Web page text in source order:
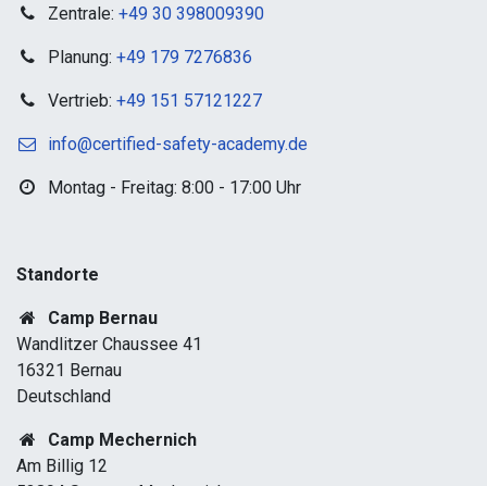
Zentrale: +49 30 398009390
Planung: +49 179 7276836
Vertrieb: +49 151 57121227
info@certified-safety-academy.de
Montag - Freitag: 8:00 - 17:00 Uhr
Standorte​
Camp Bernau
Wandlitzer Chaussee 41
16321 Bernau
Deutschland
Camp Mechernich
Am Billig 12